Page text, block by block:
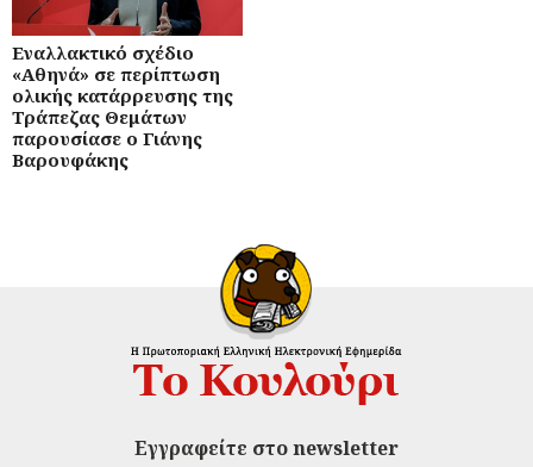
Εναλλακτικό σχέδιο
«Αθηνά» σε περίπτωση
ολικής κατάρρευσης της
Τράπεζας Θεμάτων
παρουσίασε ο Γιάνης
Βαρουφάκης
Εγγραφείτε στο newsletter